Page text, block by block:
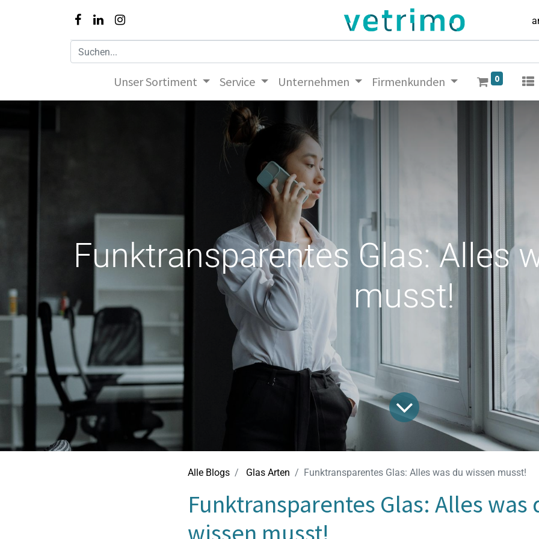
Unser Sortiment Service Unternehmen Firmenkunden 0
Funktransparentes Glas: Alles
musst!
Alle Blogs Glas Arten Funktransparentes Glas: Alles was du wissen musst!
Funktransparentes Glas: Alles was